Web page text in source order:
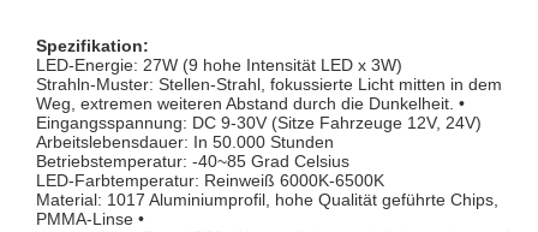
Spezifikation:
LED-Energie: 27W (9 hohe Intensität LED x 3W)
Strahln-Muster: Stellen-Strahl, fokussierte Licht mitten in dem
Weg, extremen weiteren Abstand durch die Dunkelheit. •
Eingangsspannung: DC 9-30V (Sitze Fahrzeuge 12V, 24V)
Arbeitslebensdauer: In 50.000 Stunden
Betriebstemperatur: -40~85 Grad Celsius
LED-Farbtemperatur: Reinweiß 6000K-6500K
Material: 1017 Aluminiumprofil, hohe Qualität geführte Chips,
PMMA-Linse •